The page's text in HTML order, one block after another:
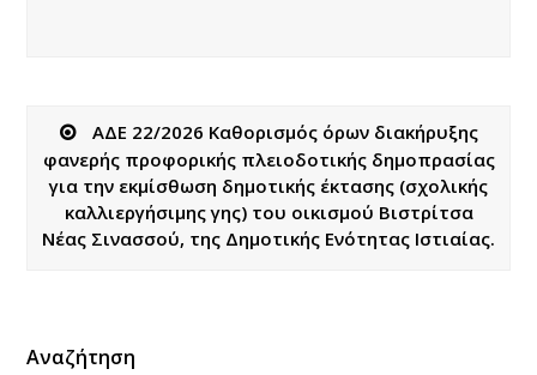
ΑΔΕ 22/2026 Καθορισμός όρων διακήρυξης
φανερής προφορικής πλειοδοτικής δημοπρασίας
για την εκμίσθωση δημοτικής έκτασης (σχολικής
καλλιεργήσιμης γης) του οικισμού Βιστρίτσα
Νέας Σινασσού, της Δημοτικής Ενότητας Ιστιαίας.
Αναζήτηση